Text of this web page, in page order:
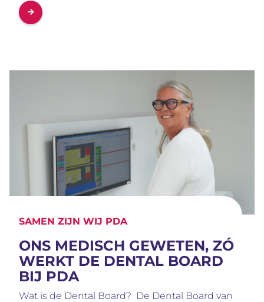
ONS MEDISCH GEWETEN, ZÓ
WERKT DE DENTAL BOARD
BIJ PDA
SAMEN ZIJN WIJ PDA
Wat is de Dental Board? De Dental Board van